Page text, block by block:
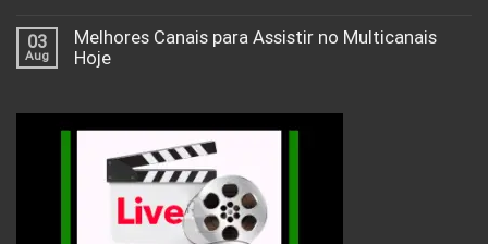
03
Aug
Melhores Canais para Assistir no Multicanais
Hoje